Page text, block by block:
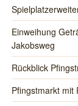
Einweihung
Jakobsweg
Rückblick
Pfingstmarkt mit